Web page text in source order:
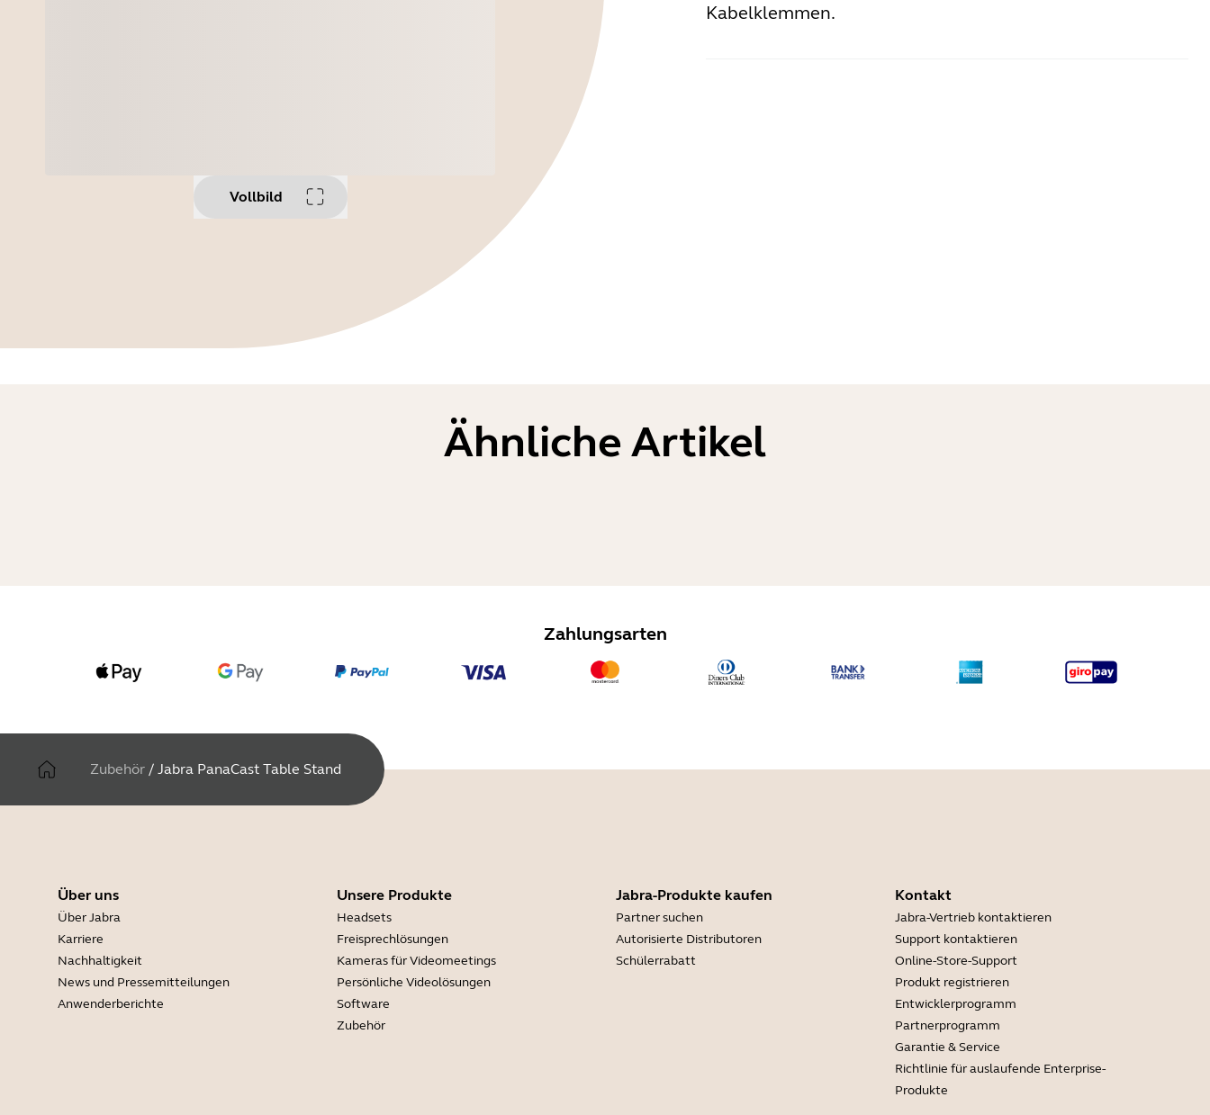
Vollbild
Kabelklemmen.
Ähnliche Artikel
Zahlungsarten
Zubehör / Jabra PanaCast Table Stand
Über uns
Über Jabra
Karriere
Nachhaltigkeit
News und Pressemitteilungen
Anwenderberichte
Unsere Produkte
Headsets
Freisprechlösungen
Kameras für Videomeetings
Persönliche Videolösungen
Software
Zubehör
Jabra-Produkte kaufen
Partner suchen
Autorisierte Distributoren
Schülerrabatt
Kontakt
Jabra-Vertrieb kontaktieren
Support kontaktieren
Online-Store-Support
Produkt registrieren
Entwicklerprogramm
Partnerprogramm
Garantie & Service
Richtlinie für auslaufende Enterprise-
Produkte